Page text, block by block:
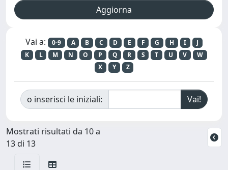
Vai a: 0-9 A B C D E F G H I
J
K
L M N O P Q R S T U V
W
X
Y Z
o inserisci le iniziali:
Mostrati risultati da 10 a
13 di 13